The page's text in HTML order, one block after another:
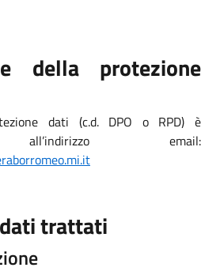
della protezione
dati (c.d. DPO o RPD) è
all’indirizzo email:
trattati